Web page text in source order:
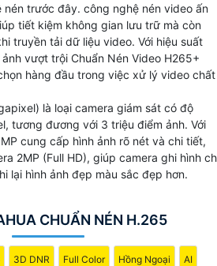
Đồng thời, chất lượng hình ảnh
bị giảm sút khi nén.
trước đây. công nghệ nén video ấn
tiết kiệm không gian lưu trữ mà còn
truyền tải dữ liệu video. Với hiệu suất
vượt trội Chuẩn Nén Video H265+
hàng đầu trong việc xử lý video chất
là loại camera giám sát có độ
tương đương với 3 triệu điểm ảnh. Với
cung cấp hình ảnh rõ nét và chi tiết,
2MP (Full HD), giúp camera ghi hình
lại hình ảnh đẹp màu sắc đẹp hơn.
CHUẨN NÉN H.265
3D DNR Full Color Hồng Ngoại AI